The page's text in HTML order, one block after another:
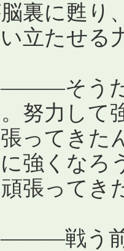
裏に甦り
立たせる
そうだ
努力して
ってきた
強くなろ
張ってき
戦う前